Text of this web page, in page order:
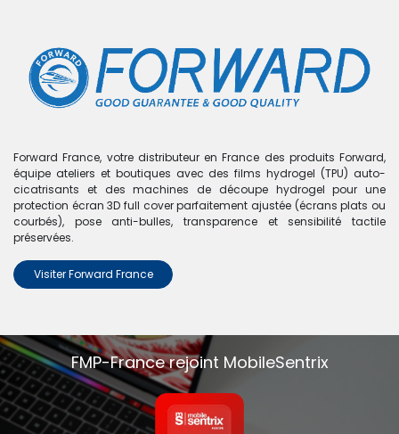
Boutique 0 articles trouvés.
Nous n'avons trouvé aucun
produit !
Aucun produit défini dans la catégorieiPod Nano 7.
Forward France, votre distributeur en France des produits Forward,
équipe ateliers et boutiques avec des films hydrogel (TPU) auto-
cicatrisants et des machines de découpe hydrogel pour une
protection écran 3D full cover parfaitement ajustée (écrans plats ou
courbés), pose anti-bulles, transparence et sensibilité tactile
préservées.
Visiter Forward France
FMP-France rejoint MobileSentrix